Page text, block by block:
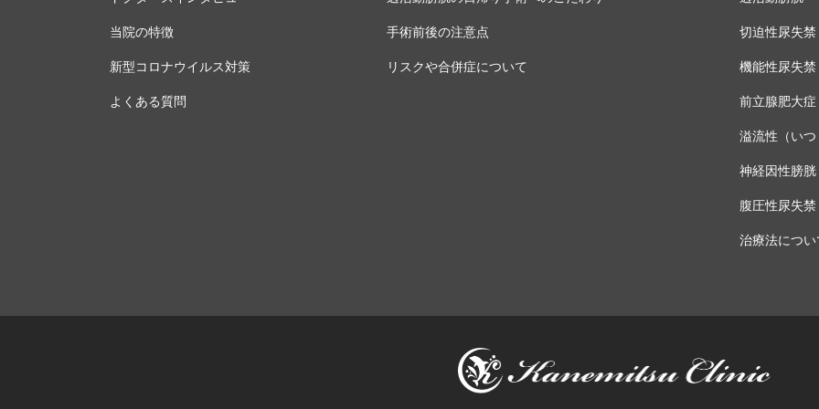
当院の特徴
新型コロナウイルス対策
よくある質問
手術前後の注意点
リスクや合併症について
切迫性尿失禁
機能性尿失禁
前立腺肥大症
溢流性（い
神経因性膀胱
腹圧性尿失禁
治療法につい